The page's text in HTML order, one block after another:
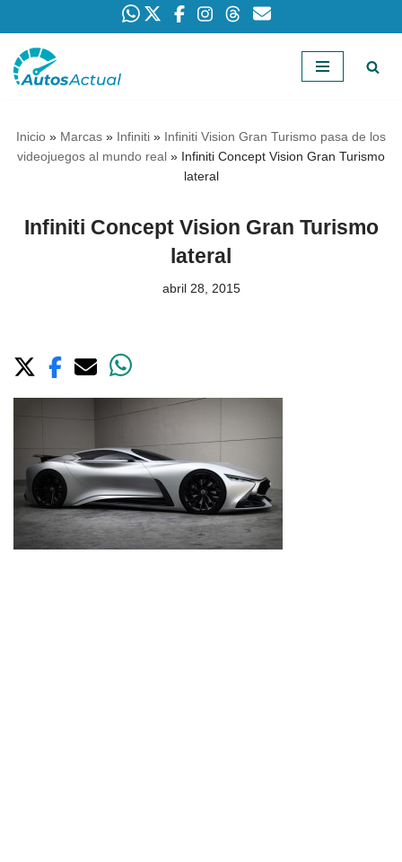
Saltar
Inicio » Marcas » Infiniti » Infiniti Vision Gran Turismo pasa de los
videojuegos al mundo real » Infiniti Concept Vision Gran Turismo
lateral
Infiniti Concept Vision Gran Turismo
lateral
abril 28, 2015